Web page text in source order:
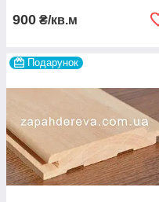
900 ₴/кв.м
Подарунок